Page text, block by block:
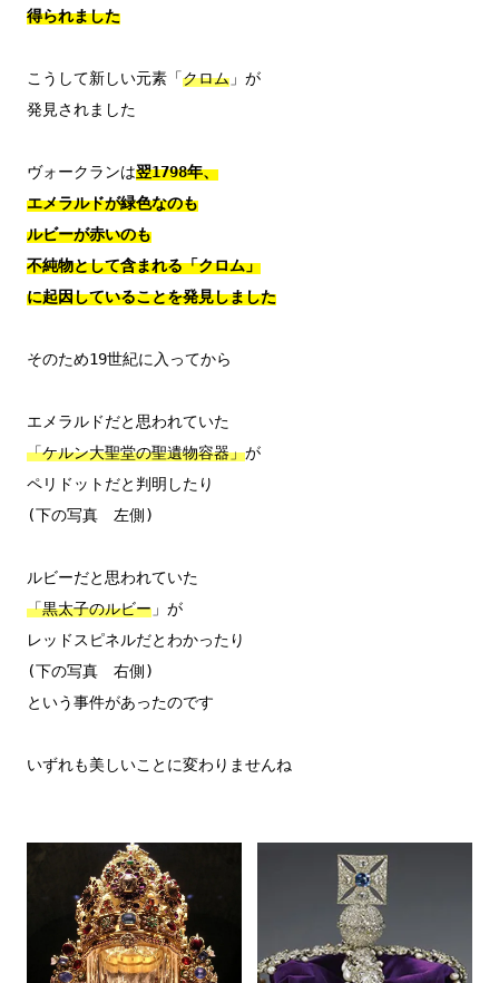
得られました
こうして新しい元素「クロム 」が
発見されました
ヴォークランは翌1798年、
エメラルドが緑色なのも
ルビーが赤いのも
不純物として含まれる「クロム」
に起因していることを発見しました
そのため19世紀に入ってから
エメラルドだと思われていた
「ケルン大聖堂の聖遺物容器」が
ペリドットだと判明したり
(下の写真　左側)
ルビーだと思われていた
「黒太子のルビー 」が
レッドスピネルだとわかったり
(下の写真　右側)
という事件があったのです
いずれも美しいことに変わりませんね